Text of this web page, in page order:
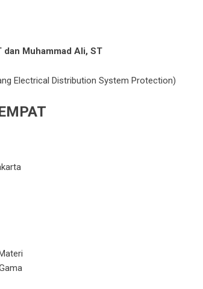
dan Muhammad Ali, ST
Electrical Distribution System Protection)